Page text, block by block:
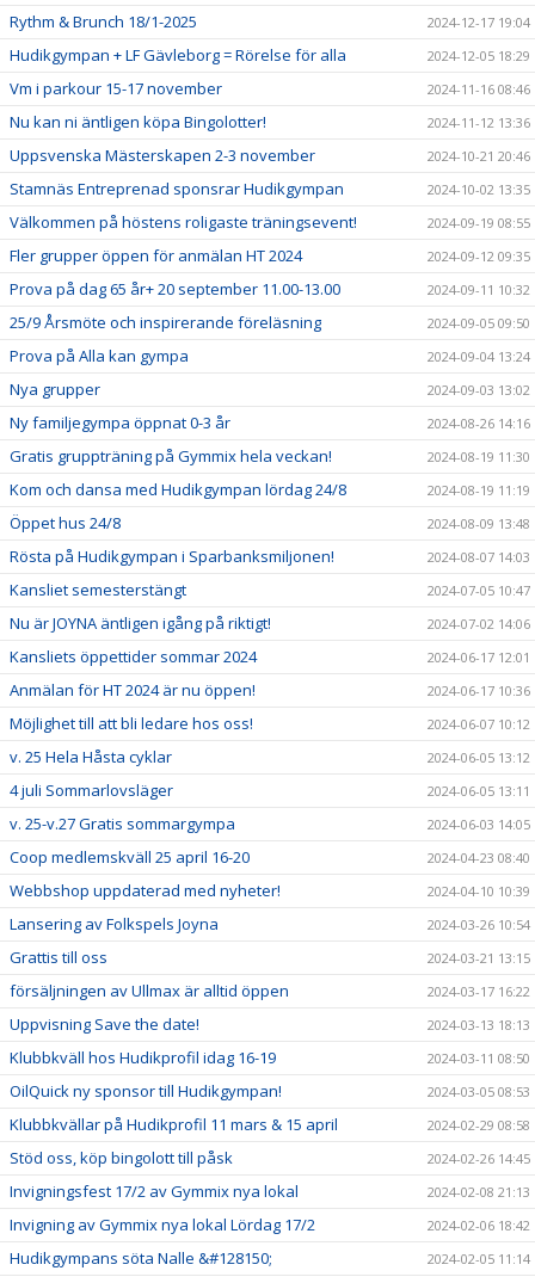
Rythm & Brunch 18/1-2025 2024-12-17 19:04
Hudikgympan + LF Gävleborg = Rörelse för alla 2024-12-05 18:29
Vm i parkour 15-17 november 2024-11-16 08:46
Nu kan ni äntligen köpa Bingolotter! 2024-11-12 13:36
Uppsvenska Mästerskapen 2-3 november 2024-10-21 20:46
Stamnäs Entreprenad sponsrar Hudikgympan 2024-10-02 13:35
Välkommen på höstens roligaste träningsevent! 2024-09-19 08:55
Fler grupper öppen för anmälan HT 2024 2024-09-12 09:35
Prova på dag 65 år+ 20 september 11.00-13.00 2024-09-11 10:32
25/9 Årsmöte och inspirerande föreläsning 2024-09-05 09:50
Prova på Alla kan gympa 2024-09-04 13:24
Nya grupper 2024-09-03 13:02
Ny familjegympa öppnat 0-3 år 2024-08-26 14:16
Gratis gruppträning på Gymmix hela veckan! 2024-08-19 11:30
Kom och dansa med Hudikgympan lördag 24/8 2024-08-19 11:19
Öppet hus 24/8 2024-08-09 13:48
Rösta på Hudikgympan i Sparbanksmiljonen! 2024-08-07 14:03
Kansliet semesterstängt 2024-07-05 10:47
Nu är JOYNA äntligen igång på riktigt! 2024-07-02 14:06
Kansliets öppettider sommar 2024 2024-06-17 12:01
Anmälan för HT 2024 är nu öppen! 2024-06-17 10:36
Möjlighet till att bli ledare hos oss! 2024-06-07 10:12
v. 25 Hela Håsta cyklar 2024-06-05 13:12
4 juli Sommarlovsläger 2024-06-05 13:11
v. 25-v.27 Gratis sommargympa 2024-06-03 14:05
Coop medlemskväll 25 april 16-20 2024-04-23 08:40
Webbshop uppdaterad med nyheter! 2024-04-10 10:39
Lansering av Folkspels Joyna 2024-03-26 10:54
Grattis till oss 2024-03-21 13:15
försäljningen av Ullmax är alltid öppen 2024-03-17 16:22
Uppvisning Save the date! 2024-03-13 18:13
Klubbkväll hos Hudikprofil idag 16-19 2024-03-11 08:50
OilQuick ny sponsor till Hudikgympan! 2024-03-05 08:53
Klubbkvällar på Hudikprofil 11 mars & 15 april 2024-02-29 08:58
Stöd oss, köp bingolott till påsk 2024-02-26 14:45
Invigningsfest 17/2 av Gymmix nya lokal 2024-02-08 21:13
Invigning av Gymmix nya lokal Lördag 17/2 2024-02-06 18:42
Hudikgympans söta Nalle &#128150; 2024-02-05 11:14